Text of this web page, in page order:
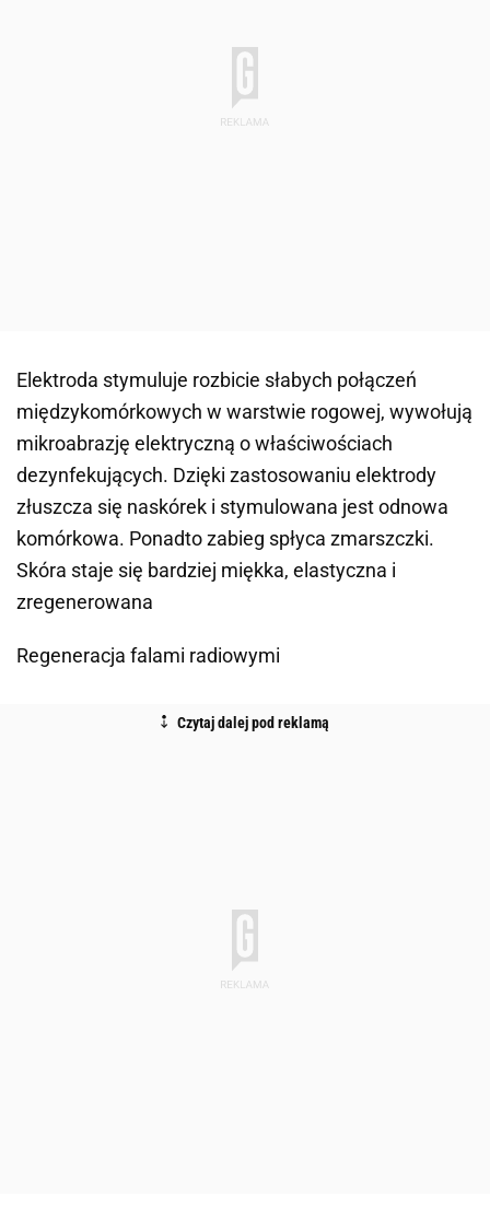
Elektroda stymuluje rozbicie słabych połączeń
międzykomórkowych w warstwie rogowej, wywołują
mikroabrazję elektryczną o właściwościach
dezynfekujących. Dzięki zastosowaniu elektrody
złuszcza się naskórek i stymulowana jest odnowa
komórkowa. Ponadto zabieg spłyca zmarszczki.
Skóra staje się bardziej miękka, elastyczna i
zregenerowana
Regeneracja falami radiowymi